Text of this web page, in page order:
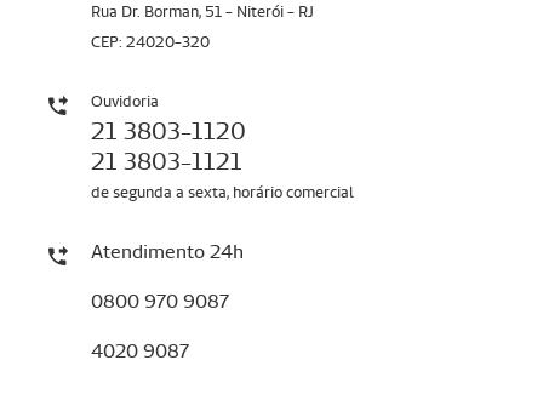
Rua Dr. Borman, 51 - Niterói - RJ
CEP: 24020-320
Ouvidoria
21 3803-1120
21 3803-1121
de segunda a sexta, horário comercial
Atendimento 24h
0800 970 9087
4020 9087